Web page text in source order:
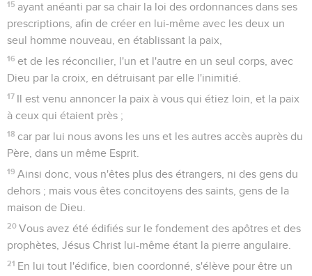
15 ayant anéanti par sa chair la loi des ordonnances dans ses
prescriptions, afin de créer en lui-même avec les deux un
seul homme nouveau, en établissant la paix,
16 et de les réconcilier, l'un et l'autre en un seul corps, avec
Dieu par la croix, en détruisant par elle l'inimitié.
17 Il est venu annoncer la paix à vous qui étiez loin, et la paix
à ceux qui étaient près ;
18 car par lui nous avons les uns et les autres accès auprès du
Père, dans un même Esprit.
19 Ainsi donc, vous n'êtes plus des étrangers, ni des gens du
dehors ; mais vous êtes concitoyens des saints, gens de la
maison de Dieu.
20 Vous avez été édifiés sur le fondement des apôtres et des
prophètes, Jésus Christ lui-même étant la pierre angulaire.
21 En lui tout l'édifice, bien coordonné, s'élève pour être un